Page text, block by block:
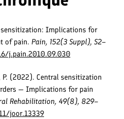
sensitization: Implications for
of pain. Pain, 152(3 Suppl), S2–
j.pain.2010.09.030
P. (2022). Central sensitization
— Implications for pain
Rehabilitation, 49(8), 829–
joor.13339